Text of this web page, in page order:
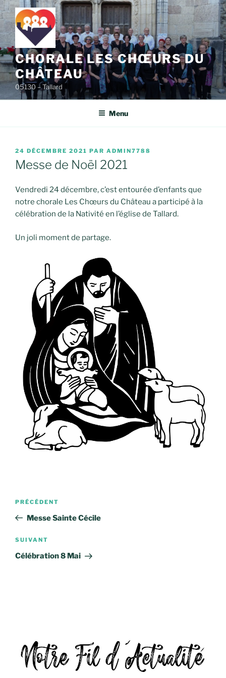
Aller
au
contenu
principal
CHORALE LES CHŒURS DU
CHÂTEAU
05130 – Tallard
Menu
PUBLIÉ
LE
24 DÉCEMBRE 2021 PAR ADMIN7788
Messe de Noël 2021
Vendredi 24 décembre, c’est entourée d’enfants que
notre chorale Les Chœurs du Château a participé à la
célébration de la Nativité en l’église de Tallard.
Un joli moment de partage.
Navigation
l’article
Article
précédent
PRÉCÉDENT
Messe Sainte Cécile
Article
suivant
SUIVANT
Célébration 8 Mai